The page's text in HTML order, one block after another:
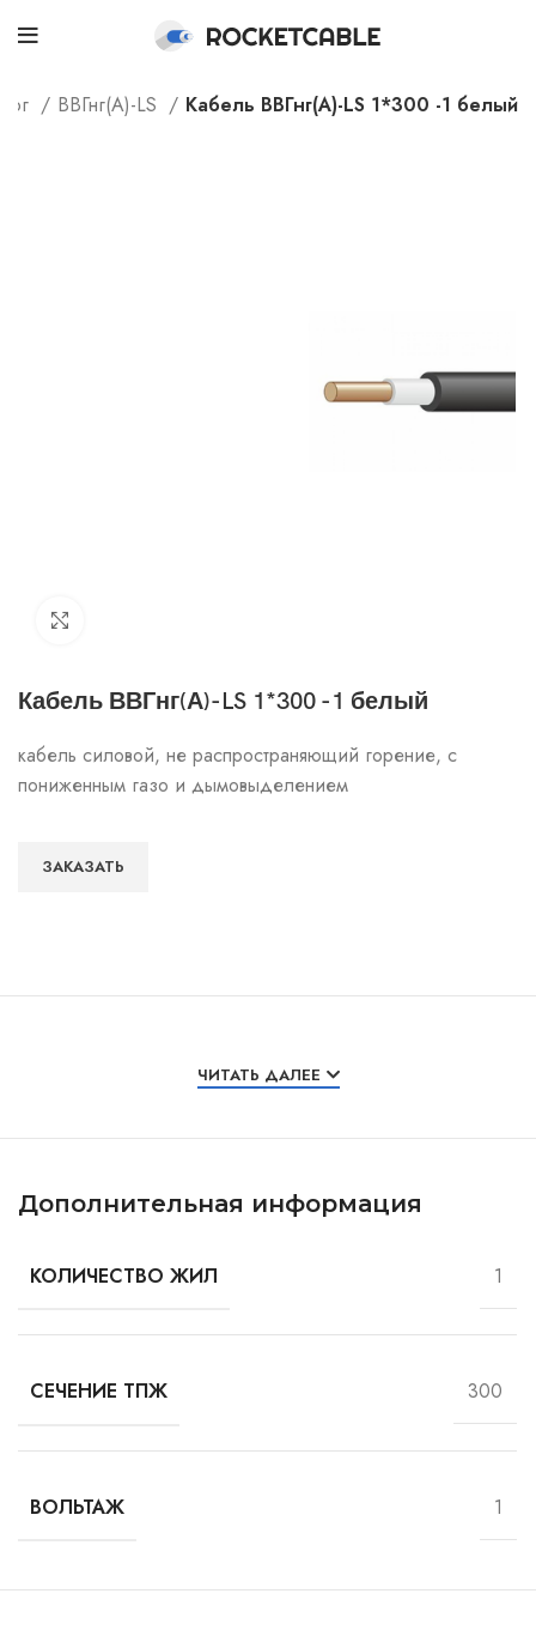
ВВГнг(А)-LS Кабель ВВГнг(А)-LS 1*300 -1 белый
Кабель ВВГнг(А)-LS 1*300 -1 белый
кабель силовой, не распространяющий горение, с
пониженным газо и дымовыделением
ЗАКАЗАТЬ
ЧИТАТЬ ДАЛЕЕ
Дополнительная информация
КОЛИЧЕСТВО ЖИЛ 1
СЕЧЕНИЕ ТПЖ 300
ВОЛЬТАЖ 1